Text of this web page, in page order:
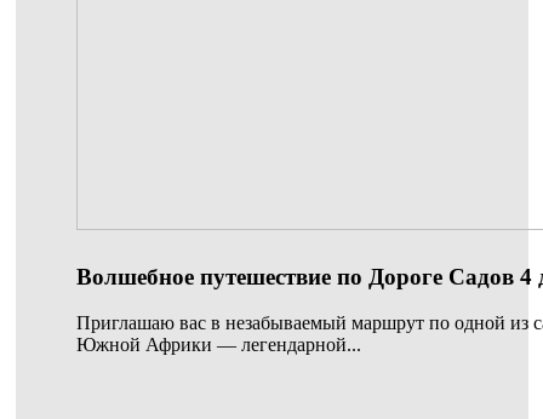
Волшебное путешествие по Дороге Садов 4
Приглашаю вас в незабываемый маршрут по одной из
Южной Африки — легендарной...